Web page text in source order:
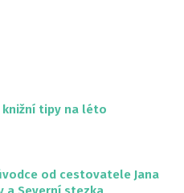
tipy na léto
od cestovatele Jana